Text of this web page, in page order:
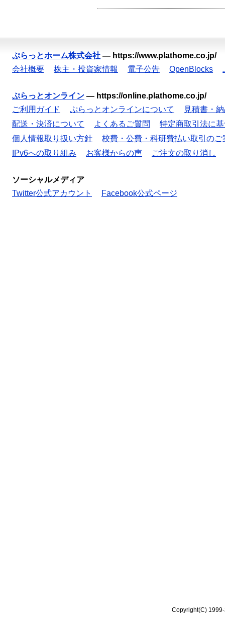
ぷらっとホーム株式会社 — https://www.plathome.co.jp/
会社概要
株主・投資家情報 電子公告 OpenBlocks
ぷらっとオンライン — https://online.plathome.co.jp/
ご利用ガイド
ぷらっとオンラインについて
見積書・
配送・決済について
よくあるご質問
特定商取引法に
個人情報取り扱い方針
校費・公費・科研費払い取引のご
IPv6への取り組み
お客様からの声 ご注文の取り消し
ソーシャルメディア
Twitter公式アカウント
Facebook公式ページ
Copyright(C)